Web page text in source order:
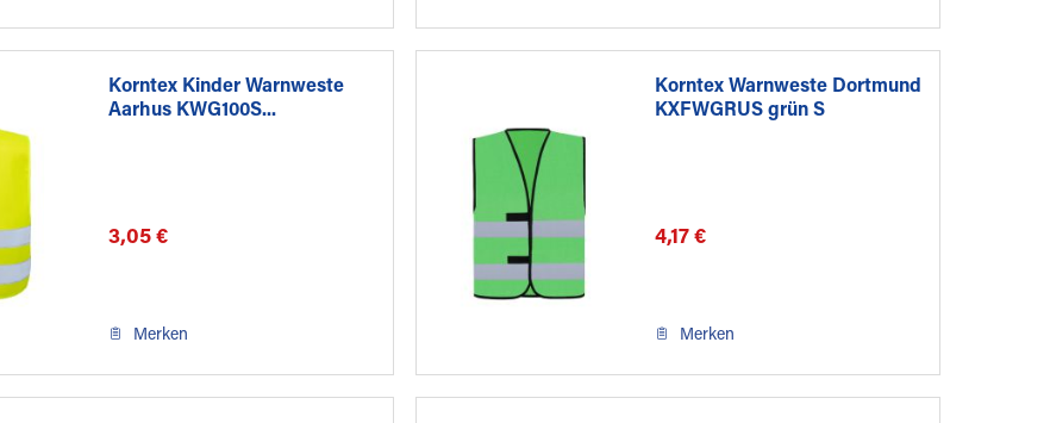
Korntex Kinder Warnweste
Aarhus KWG100S...
3,05 €
Merken
Korntex Warnweste Dortmund
KXFWGRUS grün S
4,17 €
Merken